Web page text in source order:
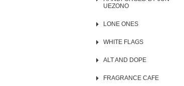
UEZONO
LONE ONES
WHITE FLAGS
ALT AND DOPE
FRAGRANCE CAFE